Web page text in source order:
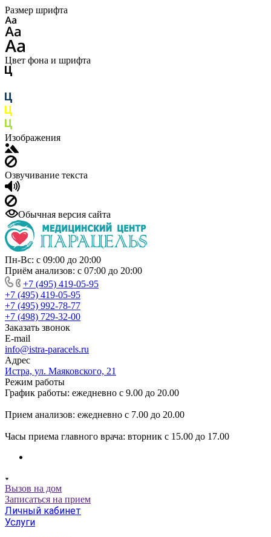
Размер шрифта
Цвет фона и шрифта
Изображения
Озвучивание текста
Обычная версия сайта
Пн-Вс: с 09:00 до 20:00
Приём анализов: с 07:00 до 20:00
+7 (495) 419-05-95
+7 (495) 419-05-95
+7 (495) 992-78-77
+7 (498) 729-32-00
Заказать звонок
E-mail
info@istra-paracels.ru
Адрес
Истра, ул. Маяковского, 21
Режим работы
График работы: ежедневно с 9.00 до 20.00
Прием анализов: ежедневно с 7.00 до 20.00
Часы приема главного врача: вторник с 15.00 до 17.00
Вызов на дом
Записаться на прием
Личный кабинет
Услуги